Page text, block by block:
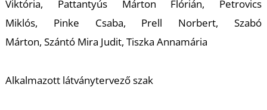
Viktória, Pattantyús Márton Flórián, Petrovics
Miklós, Pinke Csaba, Prell Norbert, Szabó
Márton, Szántó Mira Judit, Tiszka Annamária
Alkalmazott látványtervező szak